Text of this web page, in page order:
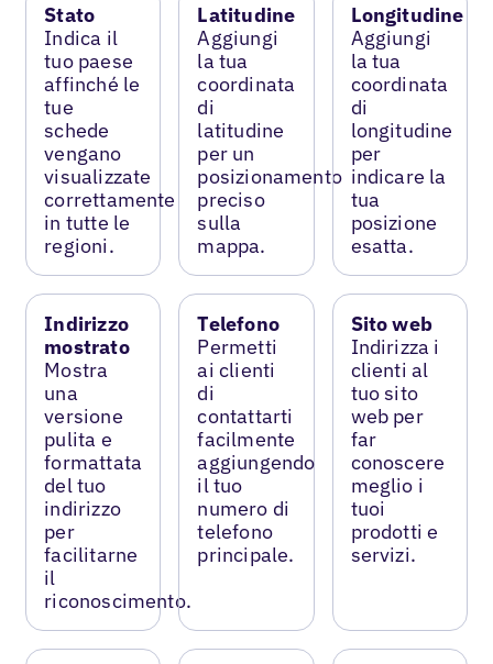
Stato
Indica il
tuo paese
affinché le
tue
schede
vengano
visualizzate
correttamente
in tutte le
regioni.
Latitudine
Aggiungi
la tua
coordinata
di
latitudine
per un
posizionamento
preciso
sulla
mappa.
Longitudine
Aggiungi
la tua
coordinata
di
longitudine
per
indicare la
tua
posizione
esatta.
Indirizzo
mostrato
Mostra
una
versione
pulita e
formattata
del tuo
indirizzo
per
facilitarne
il
riconoscimento.
Telefono
Permetti
ai clienti
di
contattarti
facilmente
aggiungendo
il tuo
numero di
telefono
principale.
Sito web
Indirizza i
clienti al
tuo sito
web per
far
conoscere
meglio i
tuoi
prodotti e
servizi.